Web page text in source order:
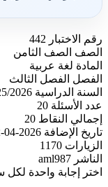
رقم الاختبار 442
الصف الصف الثامن
المادة لغة عربية
الفصل الفصل الثالث
السنة الدراسية 2026
عدد الأسئلة 20
إجمالي النقاط 20
تاريخ الإضافة 2026-04-12
الزيارات 1170
الناشر aml987
اختر إجابة واحدة